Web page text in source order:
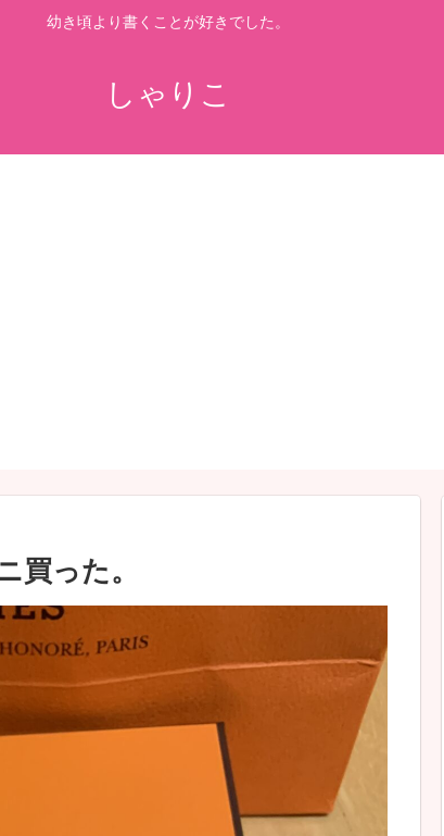
幼き頃より書くことが好きでした。
しゃりこ
買った。